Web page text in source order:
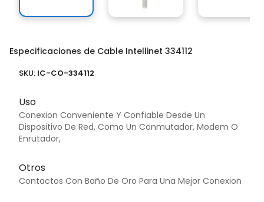
Especificaciones de Cable Intellinet 334112
SKU: IC-CO-334112
Uso
Conexion Conveniente Y Confiable Desde Un
Dispositivo De Red, Como Un Conmutador, Modem O
Enrutador,
Otros
Contactos Con Baño De Oro Para Una Mejor Conexion